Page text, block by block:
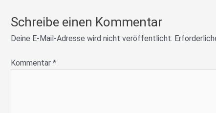
Schreibe einen Kommentar
Deine E-Mail-Adresse wird nicht veröffentlicht.
Kommentar *